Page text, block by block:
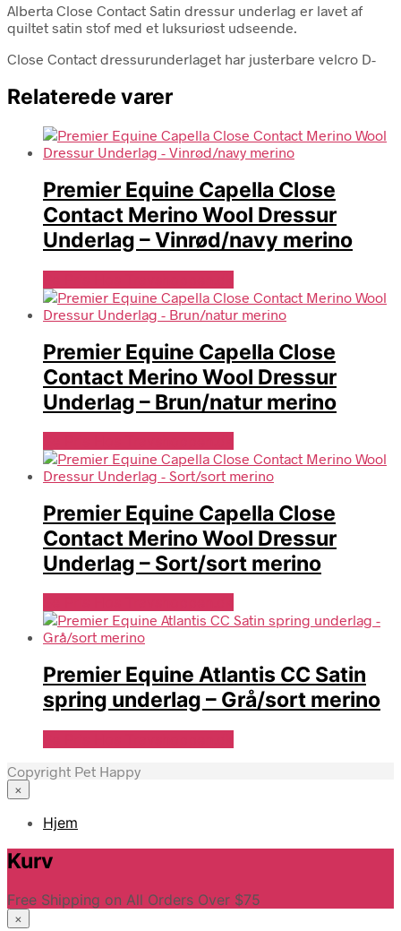
Alberta Close Contact Satin dressur underlag er lavet af
quiltet satin stof med et luksuriøst udseende.
Close Contact dressurunderlaget har justerbare velcro D-
Relaterede varer
Premier Equine Capella Close
Contact Merino Wool Dressur
Underlag – Vinrød/navy merino
Premier Equine Capella Close
Contact Merino Wool Dressur
Underlag – Brun/natur merino
Premier Equine Capella Close
Contact Merino Wool Dressur
Underlag – Sort/sort merino
Premier Equine Atlantis CC Satin
spring underlag – Grå/sort merino
Copyright Pet Happy
×
Hjem
Kurv
Free Shipping on All Orders Over $75
×